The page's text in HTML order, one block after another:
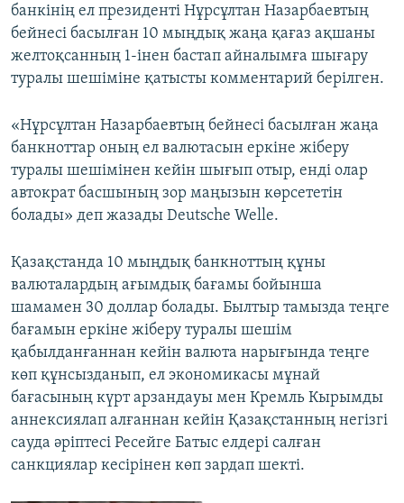
банкінің ел президенті Нұрсұлтан Назарбаевтың
бейнесі басылған 10 мыңдық жаңа қағаз ақшаны
желтоқсанның 1-інен бастап айналымға шығару
туралы шешіміне қатысты комментарий берілген.
«Нұрсұлтан Назарбаевтың бейнесі басылған жаңа
банкноттар оның ел валютасын еркіне жіберу
туралы шешімінен кейін шығып отыр, енді олар
автократ басшының зор маңызын көрсететін
болады» деп жазады Deutsche Welle.
Қазақстанда 10 мыңдық банкноттың құны
валюталардың ағымдық бағамы бойынша
шамамен 30 доллар болады. Былтыр тамызда теңге
бағамын еркіне жіберу туралы шешім
қабылданғаннан кейін валюта нарығында теңге
көп құнсызданып, ел экономикасы мұнай
бағасының күрт арзандауы мен Кремль Кырымды
аннексиялап алғаннан кейін Қазақстанның негізгі
сауда әріптесі Ресейге Батыс елдері салған
санкциялар кесірінен көп зардап шекті.